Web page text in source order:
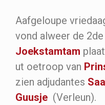
Aafgeloupe
vond alweer de
Joekstamtam
ut oetroop van
zien adjudantes
Guusje (Verleun).